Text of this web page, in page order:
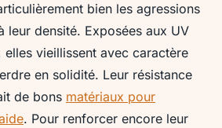
bien les agressions
leur densité. Exposées aux UV
elles vieillissent avec caractère
en solidité. Leur résistance
de bons matériaux pour
. Pour renforcer encore leur